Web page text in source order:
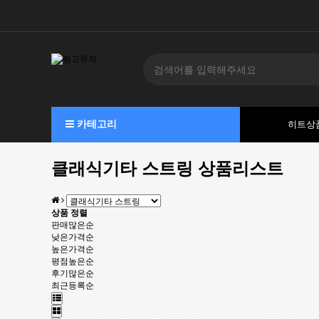
카테고리 히트상
클래식기타 스트링 상품리스트
상품 정렬
판매많은순
낮은가격순
높은가격순
평점높은순
후기많은순
최근등록순